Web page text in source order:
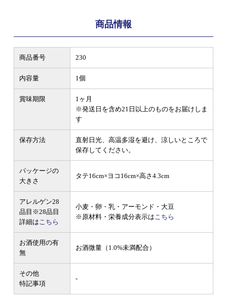
商品情報
商品番号 230
内容量 1個
賞味期限
1ヶ月
※発送日を含め21日以上のものをお届けしま
す
保存方法
直射日光、高温多湿を避け、涼しいところで
保存してください。
パッケージの
大きさ
タテ16cm×ヨコ16cm×高さ4.3cm
アレルゲン28
品目 ※28品目
詳細はこちら
小麦・卵・乳・アーモンド・大豆
※原材料・栄養成分表示はこちら
お酒使用の有
無
お酒微量（1.0%未満配合）
その他
特記事項
-